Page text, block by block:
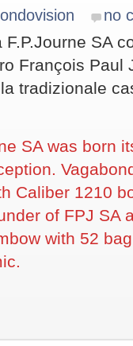
no
SA
François Paul
tradizionale
SA was born
Caliber 1210
of FPJ SA
with 52